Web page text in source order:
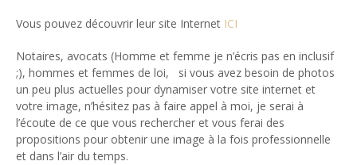
Vous pouvez découvrir leur site Internet ICI
Notaires, avocats (Homme et femme je n’écris pas en inclusif
;), hommes et femmes de loi, si vous avez besoin de photos
un peu plus actuelles pour dynamiser votre site internet et
votre image, n’hésitez pas à faire appel à moi, je serai à
l’écoute de ce que vous rechercher et vous ferai des
propositions pour obtenir une image à la fois professionnelle
et dans l’air du temps.